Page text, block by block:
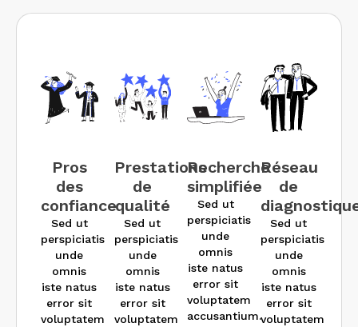
Pros
des
confiance
Sed ut
perspiciatis
unde
omnis
iste natus
error sit
voluptatem
Prestations
de
qualité
Sed ut
perspiciatis
unde
omnis
iste natus
error sit
voluptatem
Recherche
simplifiée
Sed ut
perspiciatis
unde
omnis
iste natus
error sit
voluptatem
accusantium.
Réseau
de
Sed ut
perspiciatis
unde
omnis
iste natus
error sit
voluptatem